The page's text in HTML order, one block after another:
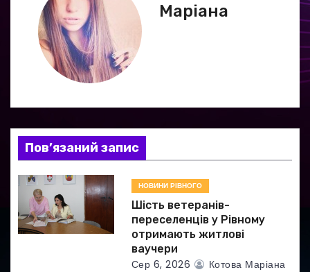
а
п
и
с
і
Маріана
Пов’язаний запис
НОВИНИ РІВНОГО
Шість ветеранів-
переселенців у Рівному
отримають житлові
ваучери
Сер 6, 2026 Котова Маріана